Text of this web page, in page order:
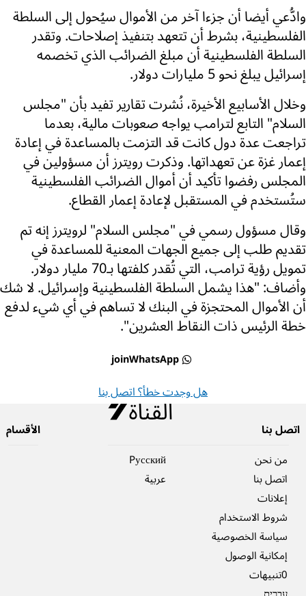
وادُّعي أيضا أن جزءا آخر من الأموال سيُحول إلى السلطة
الفلسطينية، بشرط أن تتعهد بتنفيذ إصلاحات. وتقدر
السلطة الفلسطينية أن مبلغ الضرائب الذي تخصمه
إسرائيل يبلغ نحو 5 مليارات دولار.
وخلال الأسابيع الأخيرة، نُشرت تقارير تفيد بأن "مجلس
السلام" التابع لترامب يواجه صعوبات مالية، بعدما
تراجعت عدة دول كانت قد التزمت بالمساعدة في إعادة
إعمار غزة عن تعهداتها. وذكرت رويترز أن مسؤولين في
المجلس رفضوا تأكيد أن أموال الضرائب الفلسطينية
ستُستخدم في المستقبل لإعادة إعمار القطاع.
وقال مسؤول رسمي في "مجلس السلام" لرويترز إنه تم
تقديم طلب إلى جميع الجهات المعنية للمساعدة في
تمويل رؤية ترامب، التي تُقدر كلفتها بـ70 مليار دولار.
وأضاف: "هذا يشمل السلطة الفلسطينية وإسرائيل. لا شك
أن الأموال المحتجزة في البنك لا تساهم في أي شيء لدفع
خطة الرئيس ذات النقاط العشرين".
joinWhatsApp
هل وجدت خطأ؟ اتصل بنا
اتصل بنا
من نحن
اتصل بنا
إعلانات
شروط الاستخدام
سياسة الخصوصية
إمكانية الوصول
0تنبيهات
Pусский
عربية
الأقسام